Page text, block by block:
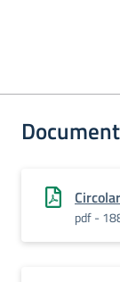
pdf -